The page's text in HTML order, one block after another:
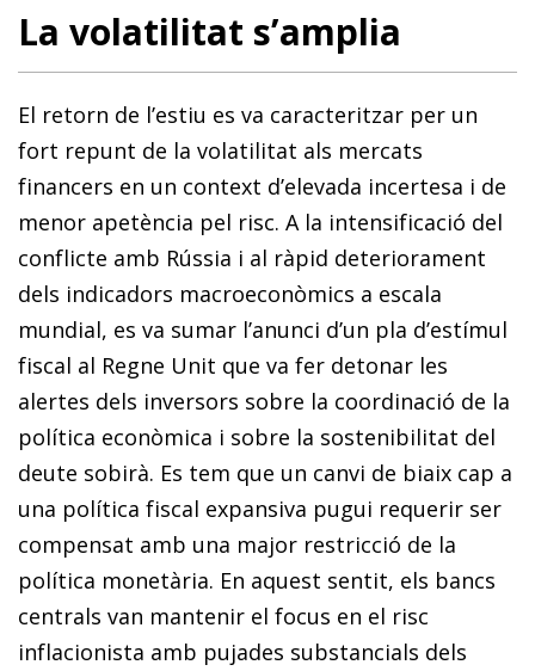
La volatilitat s’amplia
El retorn de l’estiu es va caracteritzar per un
fort repunt de la volatilitat als mercats
financers en un context d’elevada incertesa i de
menor apetència pel risc. A la intensificació del
conflicte amb Rússia i al ràpid deteriorament
dels indicadors macroeconòmics a escala
mundial, es va sumar l’anunci d’un pla d’estímul
fiscal al Regne Unit que va fer detonar les
alertes dels inversors sobre la coordinació de la
política econòmica i sobre la sostenibilitat del
deute sobirà. Es tem que un canvi de biaix cap a
una política fiscal expansiva pugui requerir ser
compensat amb una major restricció de la
política monetària. En aquest sentit, els bancs
centrals van mantenir el focus en el risc
inflacionista amb pujades substancials dels